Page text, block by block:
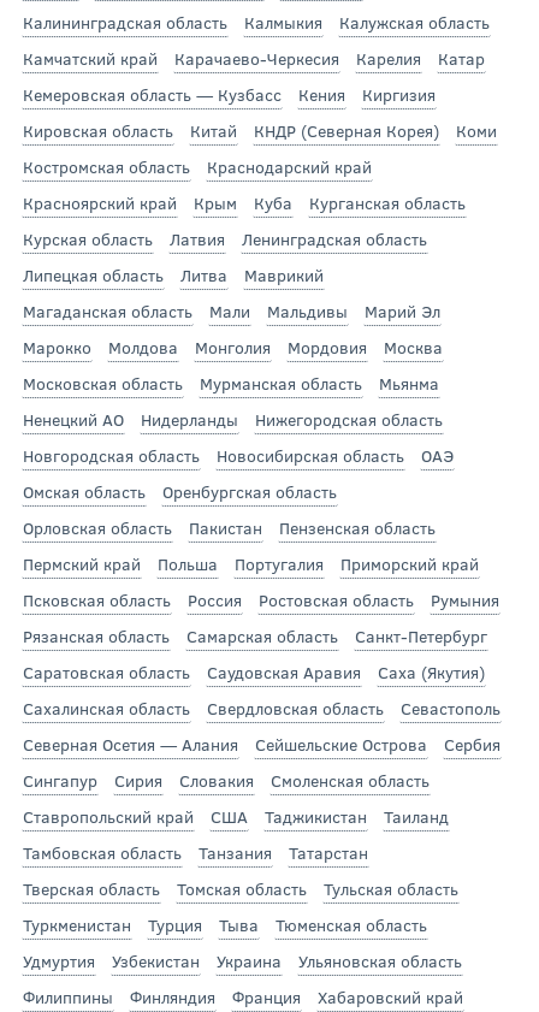
Калининградская область
Калмыкия
Калужская область
Камчатский край
Карачаево-Черкесия Карелия
Катар
Кемеровская область — Кузбасс
Кения
Киргизия
Кировская область
Китай КНДР (Северная Корея)
Коми
Костромская область
Краснодарский край
Красноярский край
Крым Куба
Курганская область
Курская область
Латвия
Ленинградская область
Липецкая область
Литва
Маврикий
Магаданская область
Мали Мальдивы
Марий Эл
Марокко
Молдова Монголия Мордовия
Москва
Московская область
Мурманская область
Мьянма
Ненецкий АО
Нидерланды
Нижегородская область
Новгородская область
Новосибирская область
ОАЭ
Омская область
Оренбургская область
Орловская область
Пакистан
Пензенская область
Пермский край
Польша Португалия
Приморский край
Псковская область
Россия Ростовская область
Румыния
Рязанская область
Самарская область
Санкт-Петербург
Саратовская область
Саудовская Аравия
Саха (Якутия)
Сахалинская область
Свердловская область
Севастополь
Северная Осетия — Алания
Сейшельские Острова
Сербия
Сингапур
Сирия Словакия
Смоленская область
Ставропольский край
США Таджикистан
Таиланд
Тамбовская область
Танзания
Татарстан
Тверская область
Томская область
Тульская область
Туркменистан
Турция Тыва
Тюменская область
Удмуртия
Узбекистан Украина
Ульяновская область
Филиппины
Финляндия Франция
Хабаровский край